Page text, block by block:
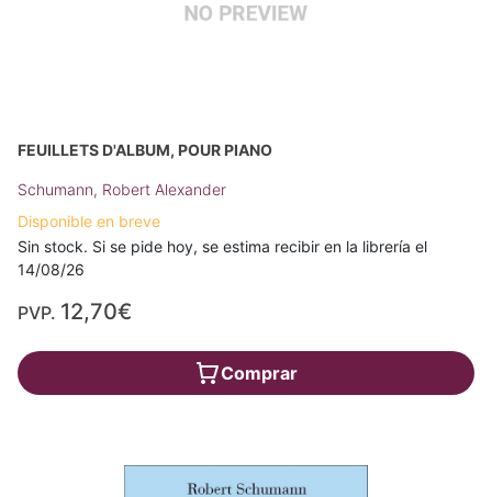
FEUILLETS D'ALBUM, POUR PIANO
Schumann, Robert Alexander
Disponible en breve
Sin stock. Si se pide hoy, se estima recibir en la librería el
14/08/26
PVP. 12,70€
Comprar